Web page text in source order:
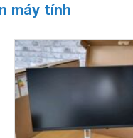
máy tính